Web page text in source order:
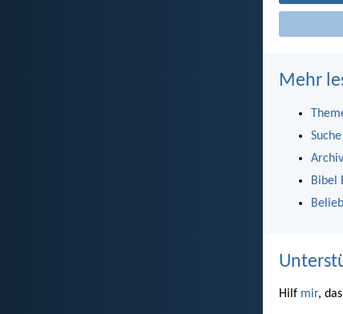
Mehr
Suche
Archiv
Bibel
Hilf mir,